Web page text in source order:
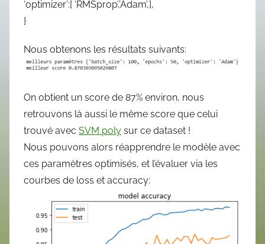
‘optimizer’:[ ‘RMSprop’,’Adam’,],
}
Nous obtenons les résultats suivants:
On obtient un score de 87% environ, nous
retrouvons là aussi le même score que celui
trouvé avec SVM poly sur ce dataset !
Nous pouvons alors réapprendre le modèle avec
ces paramètres optimisés, et l’évaluer via les
courbes de loss et accuracy: